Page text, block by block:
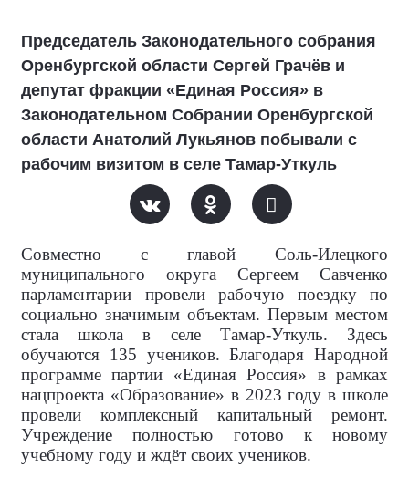
Председатель Законодательного собрания
Оренбургской области Сергей Грачёв и
депутат фракции «Единая Россия» в
Законодательном Собрании Оренбургской
области Анатолий Лукьянов побывали с
рабочим визитом в селе Тамар-Уткуль
Совместно с главой Соль-Илецкого
муниципального округа Сергеем Савченко
парламентарии провели рабочую поездку по
социально значимым объектам. Первым местом
стала школа в селе Тамар-Уткуль. Здесь
обучаются 135 учеников. Благодаря Народной
программе партии «Единая Россия» в рамках
нацпроекта «Образование» в 2023 году в школе
провели комплексный капитальный ремонт.
Учреждение полностью готово к новому
учебному году и ждёт своих учеников.